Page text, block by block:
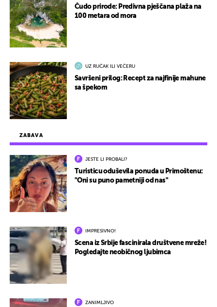
ZABAVA
JESTE LI PROBALI?
Turisticu oduševila ponuda u Primoštenu:
"Oni su puno pametniji od nas"
IMPRESIVNO!
Scena iz Srbije fascinirala društvene mreže!
Pogledajte neobičnog ljubimca
ZANIMLJIVO
Čudo prirode: Predivna pješčana plaža na
100 metara od mora
UZ RUČAK ILI VEČERU
Savršeni prilog: Recept za najfinije mahune
sa špekom